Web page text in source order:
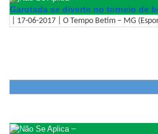
Garotada se diverte no torneio de
| 17-06-2017 | O Tempo Betim – MG
–